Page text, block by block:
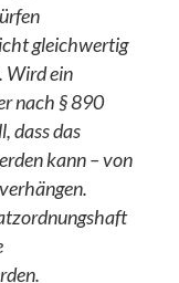
gleichwertig
Wird ein
nach § 890
dass das
kann – von